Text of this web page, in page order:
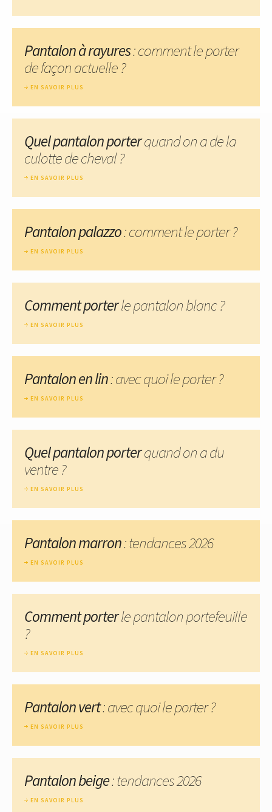
Pantalon à rayures: comment le porter
de façon actuelle ?
EN SAVOIR PLUS
Quel pantalon porterquand on a de la
culotte de cheval ?
EN SAVOIR PLUS
Pantalon palazzo: comment le porter ?
EN SAVOIR PLUS
Comment porterle pantalon blanc ?
EN SAVOIR PLUS
Pantalon en lin: avec quoi le porter ?
EN SAVOIR PLUS
Quel pantalon porterquand on a du
ventre ?
EN SAVOIR PLUS
Pantalon marron: tendances 2026
EN SAVOIR PLUS
Comment porterle pantalon portefeuille
?
EN SAVOIR PLUS
Pantalon vert: avec quoi le porter ?
EN SAVOIR PLUS
Pantalon beige: tendances 2026
EN SAVOIR PLUS